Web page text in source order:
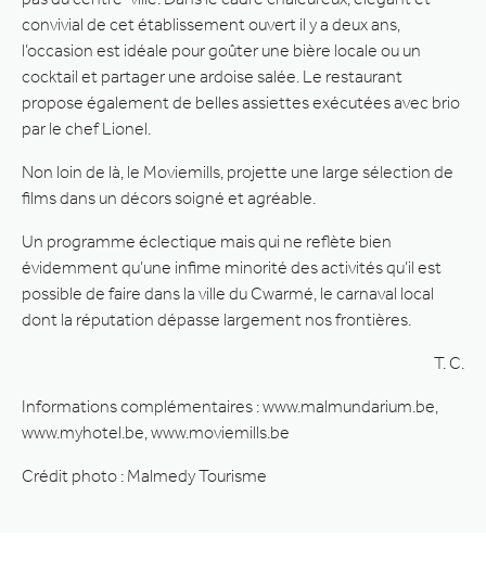
convivial de cet établissement ouvert il y a deux ans,
l’occasion est idéale pour goûter une bière locale ou un
cocktail et partager une ardoise salée. Le restaurant
propose également de belles assiettes exécutées avec brio
par le chef Lionel.
Non loin de là, le Moviemills, projette une large sélection de
films dans un décors soigné et agréable.
Un programme éclectique mais qui ne reflète bien
évidemment qu’une infime minorité des activités qu’il est
possible de faire dans la ville du Cwarmé, le carnaval local
dont la réputation dépasse largement nos frontières.
T. C.
Informations complémentaires : www.malmundarium.be,
www.myhotel.be, www.moviemills.be
Crédit photo : Malmedy Tourisme